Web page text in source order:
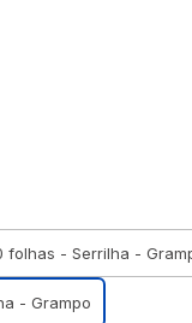
folhas - Serrilha -
- Grampo